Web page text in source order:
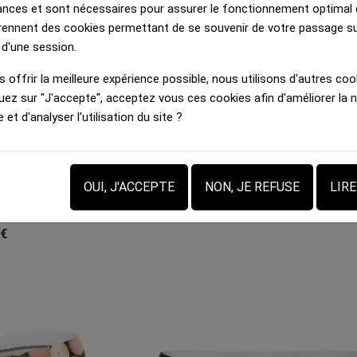
Jaune
et sont nécessaires pour assurer le fonctionnement optimal
des cookies permettant de se souvenir de votre passage
session.
offrir la meilleure expérience possible, nous utilisons d'autres
sur "J'accepte", acceptez vous ces cookies afin d'améliorer la
et d'analyser l'utilisation du site ?
OUI, J'ACCEPTE NON, JE REFUSE